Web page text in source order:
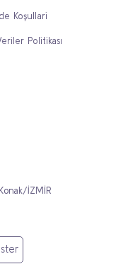
Koşullari
Politikası
İZMİR